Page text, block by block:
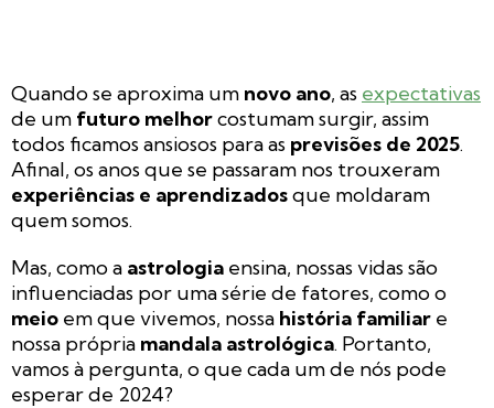
Quando se aproxima um novo ano, as expectativas
de um futuro melhorcostumam surgir, assim
todos ficamos ansiosos para as previsões de 2025.
Afinal, os anos que se passaram nos trouxeram
experiências e aprendizadosque moldaram
quem somos.
Mas, como a astrologia ensina, nossas vidas são
influenciadas por uma série de fatores, como o
meio em que vivemos, nossa história familiar e
nossa própria mandala astrológica. Portanto,
vamos à pergunta, o que cada um de nós pode
esperar de 2024?